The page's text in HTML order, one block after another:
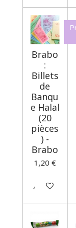
Brabo
:
Billets
de
Banqu
e Halal
(20
pièces
) -
Brabo
1,20 €
Ajouter au